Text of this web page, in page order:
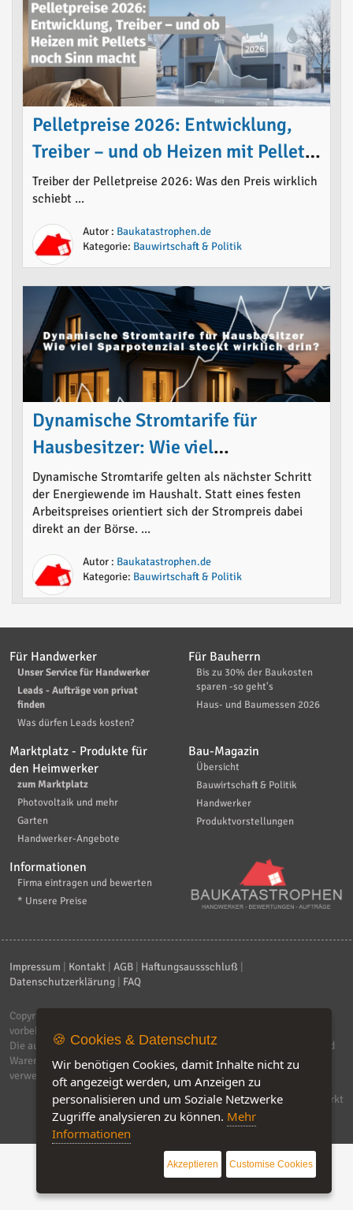
Pelletpreise 2026: Entwicklung,
Treiber – und ob Heizen mit Pellets
noch Sinn macht
Treiber der Pelletpreise 2026: Was den Preis wirklich
schiebt ...
Autor : Baukatastrophen.de
Kategorie: Bauwirtschaft & Politik
Dynamische Stromtarife für
Hausbesitzer: Wie viel
Sparpotenzial steckt wirklich drin?
Dynamische Stromtarife gelten als nächster Schritt
der Energiewende im Haushalt. Statt eines festen
Arbeitspreises orientiert sich der Strompreis dabei
direkt an der Börse. ...
Autor : Baukatastrophen.de
Kategorie: Bauwirtschaft & Politik
Für Handwerker
Unser Service für Handwerker
Leads - Aufträge von privat
finden
Was dürfen Leads kosten?
Für Bauherrn
Bis zu 30% der Baukosten
sparen -so geht's
Haus- und Baumessen 2026
Marktplatz - Produkte für
den Heimwerker
zum Marktplatz
Photovoltaik und mehr
Garten
Handwerker-Angebote
Bau-Magazin
Übersicht
Bauwirtschaft & Politik
Handwerker
Produktvorstellungen
Informationen
Firma eintragen und bewerten
* Unsere Preise
Impressum Kontakt AGB Haftungsaussschluß
Datenschutzerklärung
FAQ
Copyright © 2026
vorbehalten.
Die auf dieser Seite verwendeten Produktbezeichnungen, Namen und
Warenzeichen sind Eigentum der jeweiligen Firmen. Unser Portal
verwendet Affiliat-Links, für dir wir Geld erhalten.
Software by IQ-Markt
🍪 Cookies & Datenschutz
Wir benötigen Cookies, damit Inhalte nicht zu
oft angezeigt werden, um Anzeigen zu
personalisieren und um Soziale Netzwerke
Zugriffe analysieren zu können. Mehr
Informationen
Akzeptieren Customise Cookies